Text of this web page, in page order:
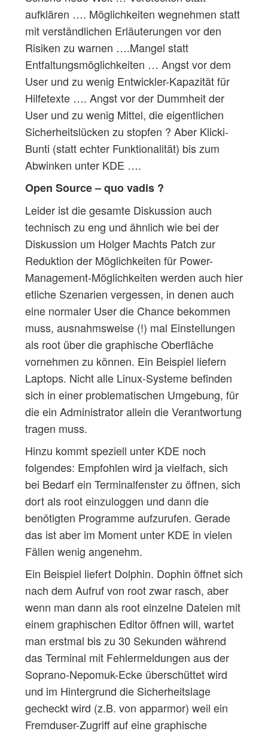
aufklären …. Möglichkeiten wegnehmen statt
mit verständlichen Erläuterungen vor den
Risiken zu warnen ….Mangel statt
Entfaltungsmöglichkeiten … Angst vor dem
User und zu wenig Entwickler-Kapazität für
Hilfetexte …. Angst vor der Dummheit der
User und zu wenig Mittel, die eigentlichen
Sicherheitslücken zu stopfen ? Aber Klicki-
Bunti (statt echter Funktionalität) bis zum
Abwinken unter KDE ….
Open Source – quo vadis ?
Leider ist die gesamte Diskussion auch
technisch zu eng und ähnlich wie bei der
Diskussion um Holger Machts Patch zur
Reduktion der Möglichkeiten für Power-
Management-Möglichkeiten werden auch hier
etliche Szenarien vergessen, in denen auch
eine normaler User die Chance bekommen
muss, ausnahmsweise (!) mal Einstellungen
als root über die graphische Oberfläche
vornehmen zu können. Ein Beispiel liefern
Laptops. Nicht alle Linux-Systeme befinden
sich in einer problematischen Umgebung, für
die ein Administrator allein die Verantwortung
tragen muss.
Hinzu kommt speziell unter KDE noch
folgendes: Empfohlen wird ja vielfach, sich
bei Bedarf ein Terminalfenster zu öffnen, sich
dort als root einzuloggen und dann die
benötigten Programme aufzurufen. Gerade
das ist aber im Moment unter KDE in vielen
Fällen wenig angenehm.
Ein Beispiel liefert Dolphin. Dophin öffnet sich
nach dem Aufruf von root zwar rasch, aber
wenn man dann als root einzelne Dateien mit
einem graphischen Editor öffnen will, wartet
man erstmal bis zu 30 Sekunden während
das Terminal mit Fehlermeldungen aus der
Soprano-Nepomuk-Ecke überschüttet wird
und im Hintergrund die Sicherheitslage
gecheckt wird (z.B. von apparmor) weil ein
Fremduser-Zugriff auf eine graphische